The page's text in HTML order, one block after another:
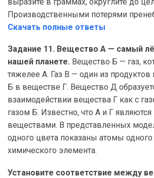
Производственными потерями
Скачать полные ответы
Задание 11. Вещество А — самый
нашей планете. Вещество Б — газ,
тяжелее А. Газ В — один из продуктов
Б в веществе Г. Вещество Д
взаимодействии вещества Г как с
газом Б. Известно, что А и Г
веществами. В представленных
одного цвета показаны атомы
химического элемента.
Установите соответствие между